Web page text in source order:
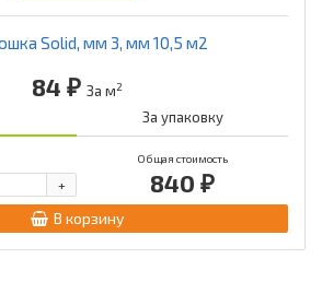
Solid, мм 3, мм 10,5 м2
84 ₽ За м2
За упаковку
Общая стоимость
840 ₽
+
В корзину